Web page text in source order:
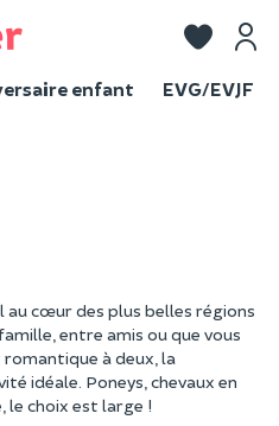
enfant EVG/EVJF
cœur des plus belles régions
entre amis ou que vous
à deux, la
idéale. Poneys, chevaux en
le choix est large !